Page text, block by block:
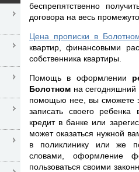
беспрепятственно
договора на весь
Цена прописки в
квартир, финансовыми
собственника квартиры.
Помощь в оформлении
Болотном на сегодняшний
помощью нее, вы сможете
записать своего
кредит в банке или
может оказаться нужной
в поликлинику или же
словами, оформление
пользоваться своими